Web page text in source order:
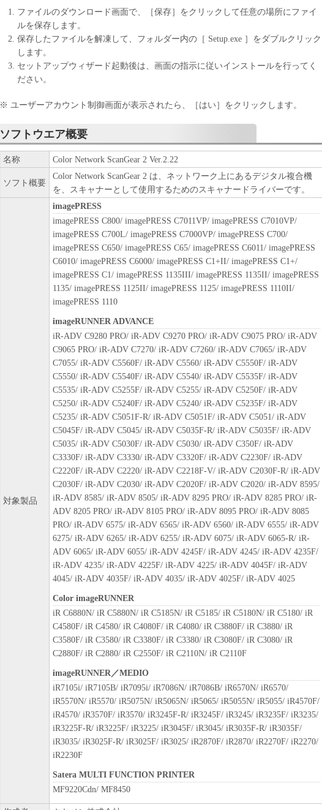
も同様です。
(3) キヤノン、キヤノンのライセンサー、キヤノンの子会社、キヤノンの関連会
社、それらの販売代理店または販売店のいずれも、「本ソフトウェア」、または
「本ソフトウェア」の使用に起因または関連してお客様と第三者との間に生じた
いかなる紛争についても、一切責任を負わないものとします。
８．契約期間
(1) 本契約書は、お客様が、『同意』を示す下記のボタンをクリックした時点、
または「本ソフトウェア」をインストールした時点で発効し、下記(2)または(3)
(2) お客様は、「本ソフトウェア」およびその複製物のすべてを廃棄および消去
することにより、本契約書を終了させることができます。
(3) お客様が本契約書のいずれかの条項に違反した場合、本契約書は直ちに終了
します。
(4) お客様は、上記(3)によって本契約書が終了した場合、速やかに、「本ソフト
ウェア」およびその複製物のすべてを廃棄または消去するものとします。
(5) 上記にかかわらず、本契約書第2条、第4条から第7条まで、第8条第4項および
第10条の規定は、本契約書の終了後も効力を有します。
９．U.S. GOVERNMENT RESTRICTED RIGHTS NOTICE
“米国政府エンドユーザー”とは、米国政府の機関また団体を意味します。もしお
客様が米国政府エンドユーザーである場合、以下の規定が適用されます ： The
SOFTWARE is a "commercial item," as that term is defined at 48 C.F.R. 2.101 (Oct
1995), consisting of "commercial computer software" and "commercial computer
Consistent with 48 C.F.R. 12.212 and 48 C.F.R. 227.7202-1 through 227.7202-4 (June
1995), all U.S. Government End Users shall acquire the SOFTWARE with only those
rights set forth herein. The manufacturer is Canon Inc./30-2, Shimomaruko 3-chome,
Ohta-ku, Tokyo 146-8501, Japan.
本条項中で使用される"the SOFTWARE"とは、本契約書中で定義される「本ソフ
トウェア」を意味し、指し示すものとします。
10．分離可能性
本契約書のいずれかの条項またはその一部が法律により無効であると決定された
場合でも、その他の条項は完全に有効に存続するものとします。
キヤノン株式会社
ファイルのダウンロード画面で、［保存］をクリックして任意の場所にファイ
ルを保存します。
保存したファイルを解凍して、フォルダー内の［ Setup.exe ］をダブルクリック
します。
セットアップウィザード起動後は、画面の指示に従いインストールを行ってく
ださい。
※ ユーザーアカウント制御画面が表示されたら、［はい］をクリックします。
ソフトウエア概要
名称 Color Network ScanGear 2 Ver.2.22
ソフト概要
Color Network ScanGear 2 は、ネットワーク上にあるデジタル複合機
を、スキャナーとして使用するためのスキャナードライバーです。
対象製品
imagePRESS
imagePRESS C800/ imagePRESS C7011VP/ imagePRESS C7010VP/
imagePRESS C700L/ imagePRESS C7000VP/ imagePRESS C700/
imagePRESS C650/ imagePRESS C65/ imagePRESS C6011/ imagePRESS
C6010/ imagePRESS C6000/ imagePRESS C1+II/ imagePRESS C1+/
imagePRESS C1/ imagePRESS 1135III/ imagePRESS 1135II/ imagePRESS
1135/ imagePRESS 1125II/ imagePRESS 1125/ imagePRESS 1110II/
imagePRESS 1110
imageRUNNER ADVANCE
iR-ADV C9280 PRO/ iR-ADV C9270 PRO/ iR-ADV C9075 PRO/ iR-ADV
C9065 PRO/ iR-ADV C7270/ iR-ADV C7260/ iR-ADV C7065/ iR-ADV
C7055/ iR-ADV C5560F/ iR-ADV C5560/ iR-ADV C5550F/ iR-ADV
C5550/ iR-ADV C5540F/ iR-ADV C5540/ iR-ADV C5535F/ iR-ADV
C5535/ iR-ADV C5255F/ iR-ADV C5255/ iR-ADV C5250F/ iR-ADV
C5250/ iR-ADV C5240F/ iR-ADV C5240/ iR-ADV C5235F/ iR-ADV
C5235/ iR-ADV C5051F-R/ iR-ADV C5051F/ iR-ADV C5051/ iR-ADV
C5045F/ iR-ADV C5045/ iR-ADV C5035F-R/ iR-ADV C5035F/ iR-ADV
C5035/ iR-ADV C5030F/ iR-ADV C5030/ iR-ADV C350F/ iR-ADV
C3330F/ iR-ADV C3330/ iR-ADV C3320F/ iR-ADV C2230F/ iR-ADV
C2220F/ iR-ADV C2220/ iR-ADV C2218F-V/ iR-ADV C2030F-R/ iR-ADV
C2030F/ iR-ADV C2030/ iR-ADV C2020F/ iR-ADV C2020/ iR-ADV 8595/
iR-ADV 8585/ iR-ADV 8505/ iR-ADV 8295 PRO/ iR-ADV 8285 PRO/ iR-
ADV 8205 PRO/ iR-ADV 8105 PRO/ iR-ADV 8095 PRO/ iR-ADV 8085
PRO/ iR-ADV 6575/ iR-ADV 6565/ iR-ADV 6560/ iR-ADV 6555/ iR-ADV
6275/ iR-ADV 6265/ iR-ADV 6255/ iR-ADV 6075/ iR-ADV 6065-R/ iR-
ADV 6065/ iR-ADV 6055/ iR-ADV 4245F/ iR-ADV 4245/ iR-ADV 4235F/
iR-ADV 4235/ iR-ADV 4225F/ iR-ADV 4225/ iR-ADV 4045F/ iR-ADV
4045/ iR-ADV 4035F/ iR-ADV 4035/ iR-ADV 4025F/ iR-ADV 4025
Color imageRUNNER
iR C6880N/ iR C5880N/ iR C5185N/ iR C5185/ iR C5180N/ iR C5180/ iR
C4580F/ iR C4580/ iR C4080F/ iR C4080/ iR C3880F/ iR C3880/ iR
C3580F/ iR C3580/ iR C3380F/ iR C3380/ iR C3080F/ iR C3080/ iR
C2880F/ iR C2880/ iR C2550F/ iR C2110N/ iR C2110F
imageRUNNER／MEDIO
iR7105i/ iR7105B/ iR7095i/ iR7086N/ iR7086B/ iR6570N/ iR6570/
iR5570N/ iR5570/ iR5075N/ iR5065N/ iR5065/ iR5055N/ iR5055/ iR4570F/
iR4570/ iR3570F/ iR3570/ iR3245F-R/ iR3245F/ iR3245/ iR3235F/ iR3235/
iR3225F-R/ iR3225F/ iR3225/ iR3045F/ iR3045/ iR3035F-R/ iR3035F/
iR3035/ iR3025F-R/ iR3025F/ iR3025/ iR2870F/ iR2870/ iR2270F/ iR2270/
iR2230F
Satera MULTI FUNCTION PRINTER
MF9220Cdn/ MF8450